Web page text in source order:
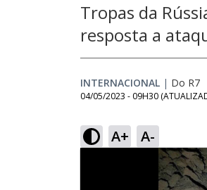
Tropas da
resposta a
INTERNACIONAL | Do R7
04/05/2023 - 09H30
A+ A-